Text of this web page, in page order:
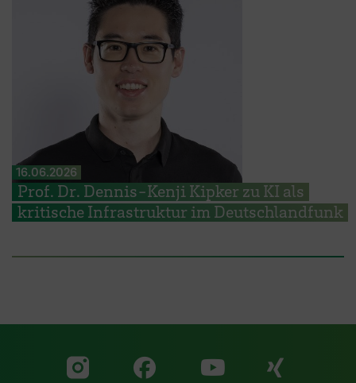
16.06.2026
Prof. Dr. Dennis-Kenji Kipker zu KI als
kritische Infrastruktur im Deutschlandfunk
Zu unserer Facebook
Zu